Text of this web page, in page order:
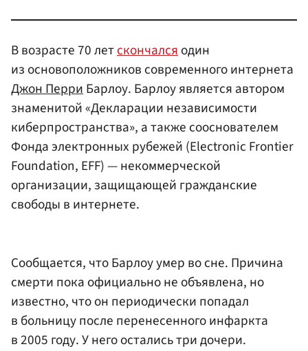
В возрасте 70 летскончалсяодин
из основоположников современного интернета
Джон ПерриБарлоу. Барлоу является автором
знаменитой «Декларации независимости
киберпространства», а также сооснователем
Фонда электронных рубежей (Electronic Frontier
Foundation, EFF) — некоммерческой
организации, защищающей гражданские
свободы в интернете.
Сообщается, что Барлоу умер во сне. Причина
смерти пока официально не объявлена, но
известно, что он периодически попадал
в больницу после перенесенного инфаркта
в 2005 году. У него остались три дочери.